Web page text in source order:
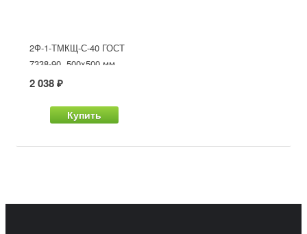
2Ф-1-ТМКЩ-С-40 ГОСТ
7338-90, 500x500 мм
2 038 ₽
Купить